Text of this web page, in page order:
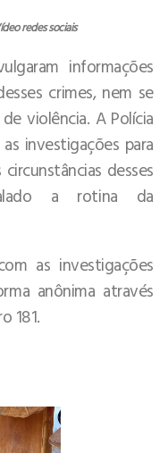
redes sociais
informações
crimes, nem se
violência. A Polícia
investigações para
desses
a rotina da
as investigações
anônima através
181.